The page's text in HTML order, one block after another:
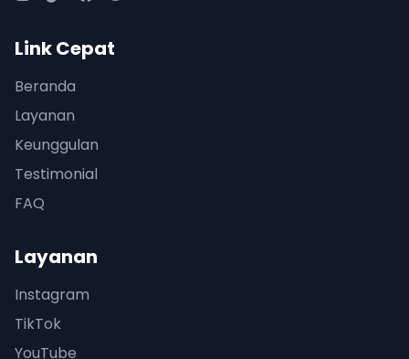
Link Cepat
Beranda
Layanan
Keunggulan
Testimonial
FAQ
Layanan
Instagram
TikTok
YouTube